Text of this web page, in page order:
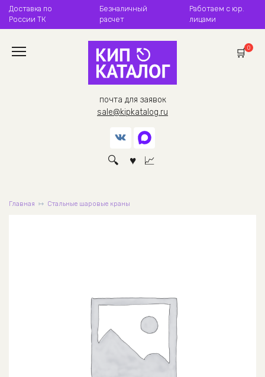
Перейти
содержанию
Доставка по
России ТК
Безналичный
расчет
Работаем с юр.
лицами
почта для заявок
sale@kipkatalog.ru
0
Главная Стальные шаровые краны